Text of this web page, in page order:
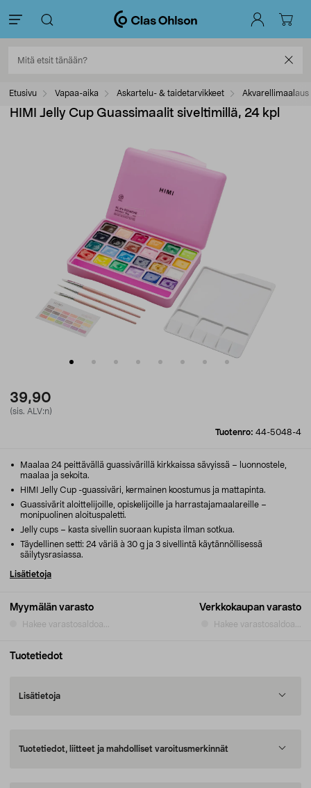
Etusivu Vapaa-aika Askartelu- & taidetarvikkeet Akvarellimaalaus
HIMI Jelly Cup Guassimaalit siveltimillä, 24 kpl
39,90
(sis. ALV:n)
Tuotenro: 44-5048-4
Myymälän varasto
Hakee varastosaldoa...
Verkkokaupan varasto
Hakee varastosaldoa...
Maalaa 24 peittävällä guassivärillä kirkkaissa sävyissä – luonnostele,
maalaa ja sekoita.
HIMI Jelly Cup -guassiväri, kermainen koostumus ja mattapinta.
Guassivärit aloittelijoille, opiskelijoille ja harrastajamaalareille –
monipuolinen aloituspaletti.
Jelly cups – kasta sivellin suoraan kupista ilman sotkua.
Täydellinen setti: 24 väriä à 30 g ja 3 sivellintä käytännöllisessä
säilytysrasiassa.
Lisätietoja
Tuotetiedot
Lisätietoja
Tuotetiedot, liitteet ja mahdolliset varoitusmerkinnät